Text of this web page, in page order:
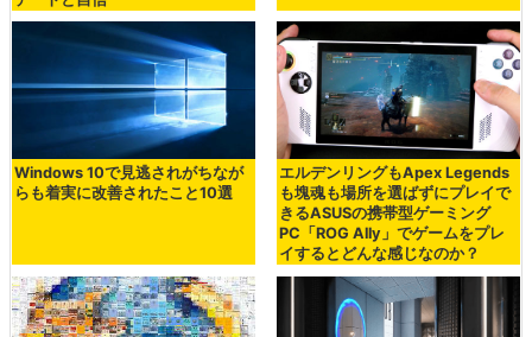
Windows 10で見逃されがちなが
らも着実に改善されたこと10選
エルデンリングもApex Legends
も塊魂も場所を選ばずにプレイで
きるASUSの携帯型ゲーミング
PC「ROG Ally」でゲームをプレ
イするとどんな感じなのか？